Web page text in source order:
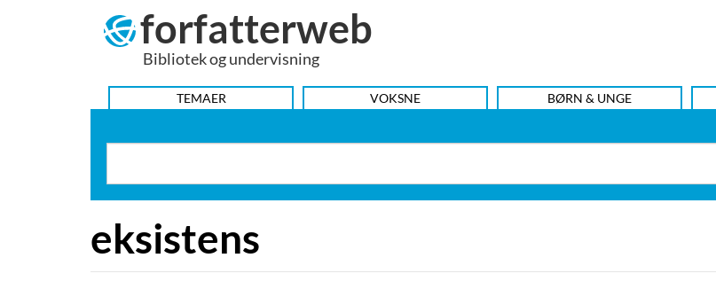
forfatterweb
Bibliotek og undervisning
HOVEDMENU
TEMAER VOKSNE BØRN & UNGE
eksistens